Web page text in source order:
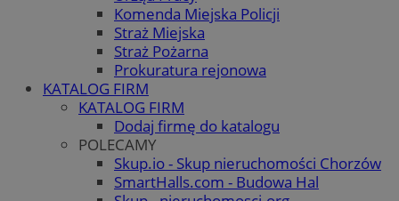
Komenda Miejska Policji
Straż Miejska
Straż Pożarna
Prokuratura rejonowa
KATALOG FIRM
KATALOG FIRM
Dodaj firmę do katalogu
POLECAMY
Skup.io - Skup nieruchomości Chorzów
SmartHalls.com - Budowa Hal